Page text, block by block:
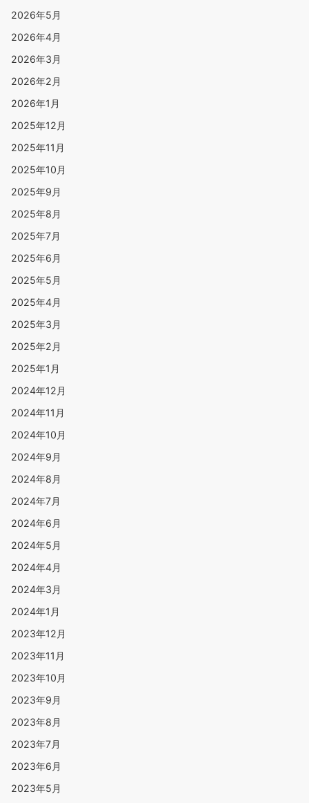
2026年5月
2026年4月
2026年3月
2026年2月
2026年1月
2025年12月
2025年11月
2025年10月
2025年9月
2025年8月
2025年7月
2025年6月
2025年5月
2025年4月
2025年3月
2025年2月
2025年1月
2024年12月
2024年11月
2024年10月
2024年9月
2024年8月
2024年7月
2024年6月
2024年5月
2024年4月
2024年3月
2024年1月
2023年12月
2023年11月
2023年10月
2023年9月
2023年8月
2023年7月
2023年6月
2023年5月